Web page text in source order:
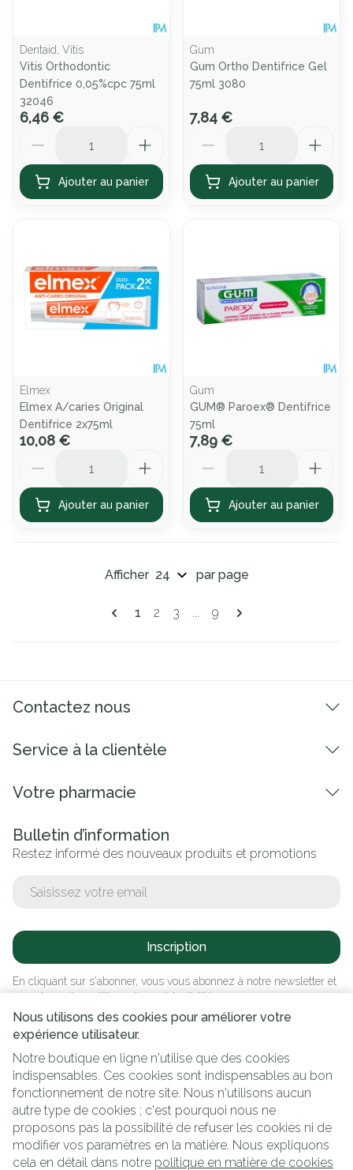
Nous utilisons des cookies pour améliorer votre
expérience utilisateur.
Notre boutique en ligne n'utilise que des cookies
indispensables. Ces cookies sont indispensables au bon
fonctionnement de notre site. Nous n'utilisons aucun
autre type de cookies ; c'est pourquoi nous ne
proposons pas la possibilité de refuser les cookies ni de
modifier vos paramètres en la matière. Nous expliquons
cela en détail dans notre politique en matière de cookies
Dentaid, Vitis
Vitis Orthodontic
Dentifrice 0,05%cpc 75ml
32046
6,46 €
Ajouter au panier
Gum
Gum Ortho Dentifrice Gel
75ml 3080
7,84 €
Ajouter au panier
Elmex
Elmex A/caries Original
Dentifrice 2x75ml
10,08 €
Ajouter au panier
Gum
GUM® Paroex® Dentifrice
75ml
7,89 €
Ajouter au panier
Pages
Vous lisez actuellement la page
1 Page
2 Page
3 ... Page
9
Afficher par page
Contactez nous
Service à la clientèle
Votre pharmacie
Bulletin d’information
Restez informé des nouveaux produits et promotions
Inscription
En cliquant sur s'abonner, vous vous abonnez à notre newsletter et
acceptez notrepolitique de confidentialité.
Liens légaux